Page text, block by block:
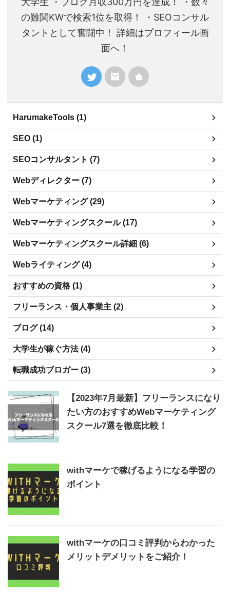
の難関KWで検索1位を取得！ ・SEOコンサル
タントとして奮闘中！ 詳細はプロフィール画
面へ！
HarumakeTools (1)
SEO (1)
SEOコンサルタント (7)
Webディレクター (7)
Webマーケティング (29)
Webマーケティングスクール (17)
Webマーケティングスクール詳細 (6)
Webライティング (4)
おすすめの資格 (1)
フリーランス・個人事業主 (2)
ブログ (14)
大学生が稼ぐ方法 (4)
転職成功ブロガー (3)
【2023年7月最新】フリーランスになり
たい方のおすすめWebマーケティング
スクール7選を徹底比較！
withマーケで稼げるようになる学習の
ポイント
withマーケの口コミ評判からわかった
メリットデメリットをご紹介！